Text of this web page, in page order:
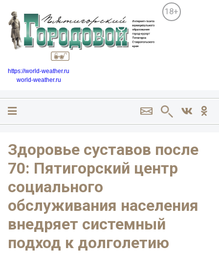
18+
https://world-weather.ru
world-weather.ru
Здоровье суставов после
70: Пятигорский центр
социального
обслуживания населения
внедряет системный
подход к долголетию